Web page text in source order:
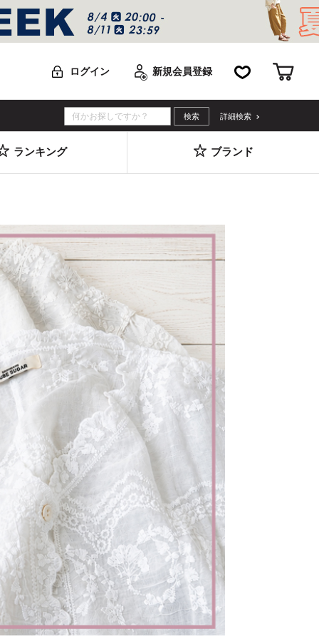
ログイン 新規会員登録 お気に入り
詳細検索
ランキング ブランド